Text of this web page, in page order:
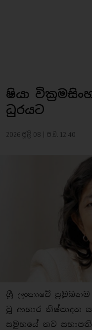
ෂියා
ධුරයට
2026 ජූලි 08 | ප.ව. 12:40
ශ්‍රී ලංකාවේ
වූ ආහාර නිෂ්පාදන
සමූහයේ නව